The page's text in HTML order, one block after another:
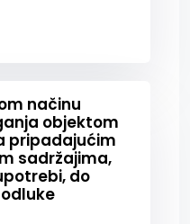
načinu
objektom
pripadajućim
sadržajima,
do